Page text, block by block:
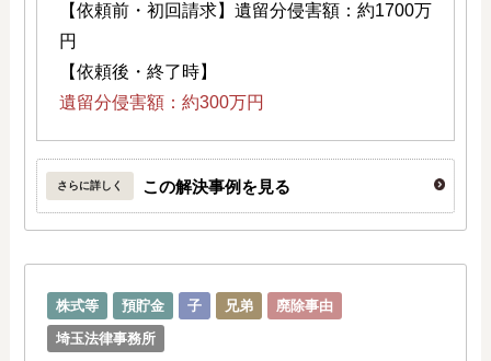
【依頼前・初回請求】遺留分侵害額：約1700万
円
【依頼後・終了時】
遺留分侵害額：約300万円
さらに詳しく この解決事例を見る
株式等 預貯金 子 兄弟
廃除事由
埼玉法律事務所